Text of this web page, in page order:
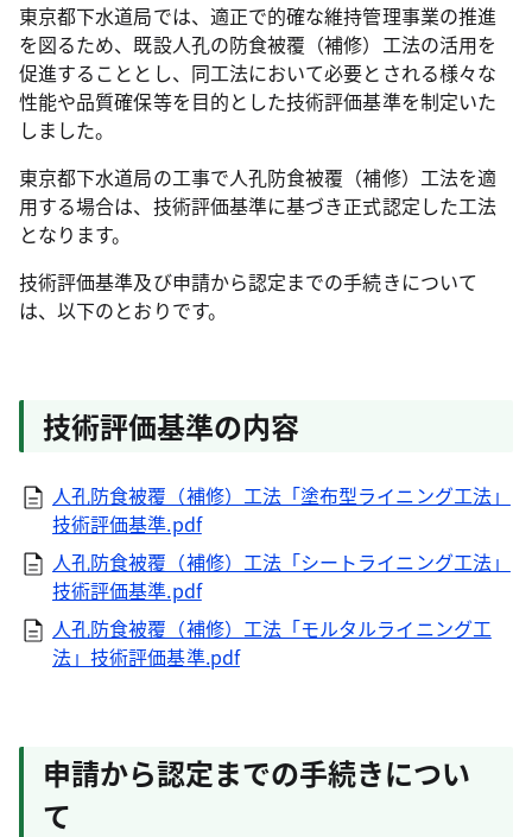
東京都下水道局では、適正で的確な維持管理事業の推進
を図るため、既設人孔の防食被覆（補修）工法の活用を
促進することとし、同工法において必要とされる様々な
性能や品質確保等を目的とした技術評価基準を制定いた
しました。
東京都下水道局の工事で人孔防食被覆（補修）工法を適
用する場合は、技術評価基準に基づき正式認定した工法
となります。
技術評価基準及び申請から認定までの手続きについて
は、以下のとおりです。
技術評価基準の内容
人孔防食被覆（補修）工法「塗布型ライニング工法」
技術評価基準.pdf
人孔防食被覆（補修）工法「シートライニング工法」
技術評価基準.pdf
人孔防食被覆（補修）工法「モルタルライニング工
法」技術評価基準.pdf
申請から認定までの手続きについ
て